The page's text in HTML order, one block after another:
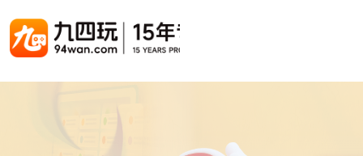
手游联运系统
游戏陪玩系统